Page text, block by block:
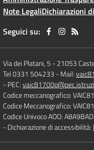
Note LegaliDichiarazioni
Seguici su:
Via dei Platani, 5 -21053
Tel 0331 504233 - Mail:
- PEC:
Codice meccanografico:
Codice Meccanografico:
Codice Univoco AOO: A8A9BAD
- Dichiarazione di accessibilità: